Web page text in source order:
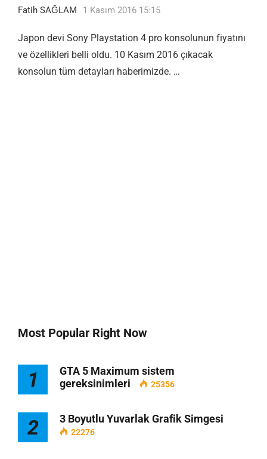
Fatih SAĞLAM 1 Kasım 2016 15:15
Japon devi Sony Playstation 4 pro konsolunun fiyatını
ve özellikleri belli oldu. 10 Kasım 2016 çıkacak
konsolun tüm detayları haberimizde. …
Most Popular Right Now
1
GTA 5 Maximum sistem
gereksinimleri
25356
2 3 Boyutlu Yuvarlak Grafik Simgesi
22276